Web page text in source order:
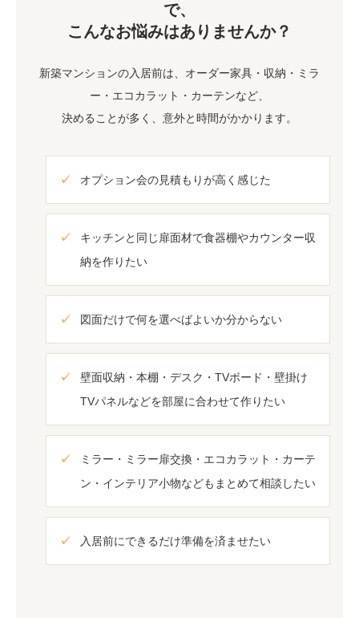
で、
こんなお悩みはありませんか？
新築マンションの入居前は、オーダー家具・収納・ミラ
ー・エコカラット・カーテンなど、
決めることが多く、意外と時間がかかります。
オプション会の見積もりが高く感じた
キッチンと同じ扉面材で食器棚やカウンター収
納を作りたい
図面だけで何を選べばよいか分からない
壁面収納・本棚・デスク・TVボード・壁掛け
TVパネルなどを部屋に合わせて作りたい
ミラー・ミラー扉交換・エコカラット・カーテ
ン・インテリア小物などもまとめて相談したい
入居前にできるだけ準備を済ませたい